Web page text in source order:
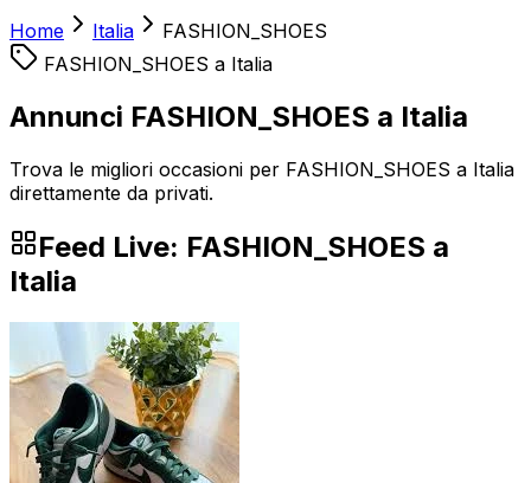
Home Italia
FASHION_SHOES
FASHION_SHOES a Italia
Annunci FASHION_SHOES a Italia
Trova le migliori occasioni per FASHION_SHOES a Italia
direttamente da privati.
Feed Live: FASHION_SHOES a
Italia